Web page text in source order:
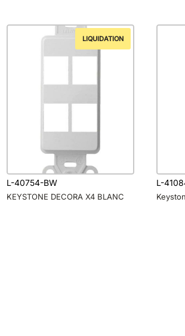
LIQUIDATION
L-40754-BW
KEYSTONE DECORA X4 BLANC
L-